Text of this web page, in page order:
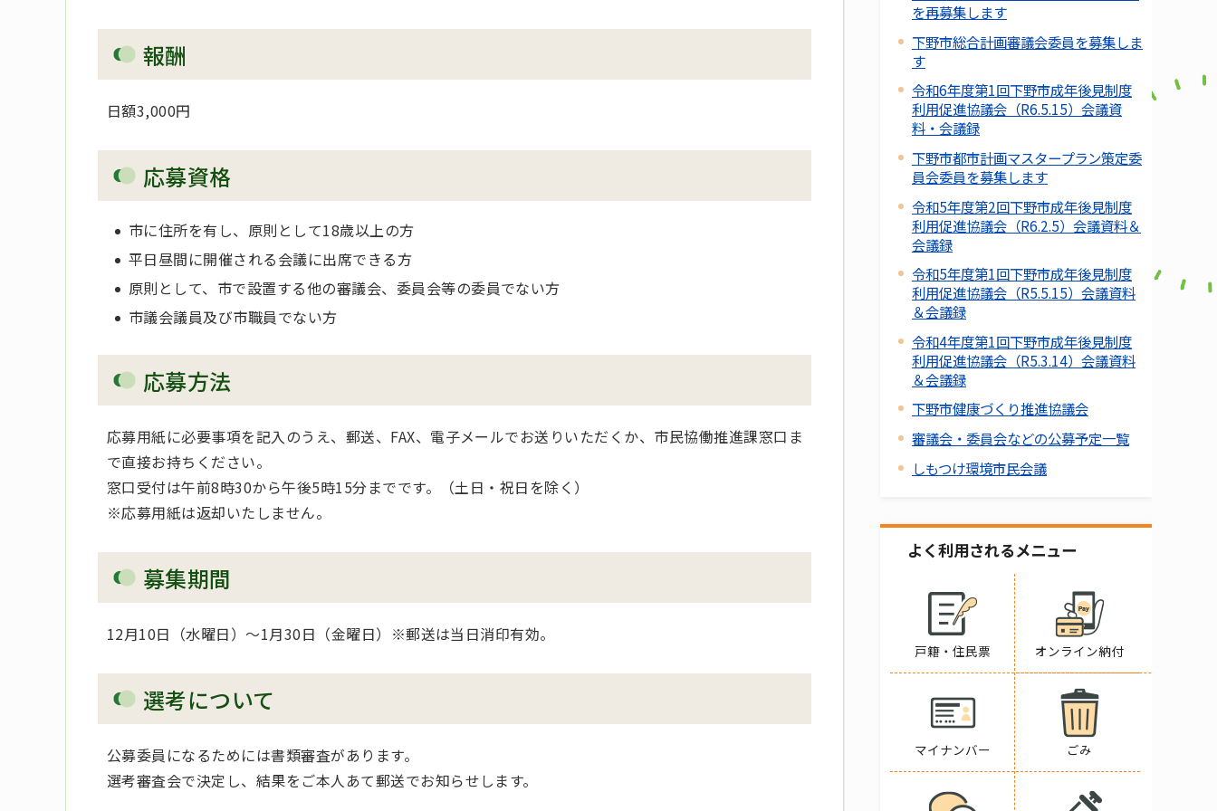
報酬
日額3,000円
応募資格
市に住所を有し、原則として18歳以上の方
平日昼間に開催される会議に出席できる方
原則として、市で設置する他の審議会、委員会等の委員でない方
市議会議員及び市職員でない方
応募方法
応募用紙に必要事項を記入のうえ、郵送、FAX、電子メールでお送りいただくか、市民協働推進課窓口ま
で直接お持ちください。
窓口受付は午前8時30から午後5時15分までです。（土日・祝日を除く）
※応募用紙は返却いたしません。
募集期間
12月10日（水曜日）～1月30日（金曜日）※郵送は当日消印有効。
選考について
公募委員になるためには書類審査があります。
選考審査会で決定し、結果をご本人あて郵送でお知らせします。
を再募集します
下野市総合計画審議会委員を募集しま
す
令和6年度第1回下野市成年後見制度
利用促進協議会（R6.5.15）会議資
料・会議録
下野市都市計画マスタープラン策定委
員会委員を募集します
令和5年度第2回下野市成年後見制度
利用促進協議会（R6.2.5）会議資料＆
会議録
令和5年度第1回下野市成年後見制度
利用促進協議会（R5.5.15）会議資料
＆会議録
令和4年度第1回下野市成年後見制度
利用促進協議会（R5.3.14）会議資料
＆会議録
下野市健康づくり推進協議会
審議会・委員会などの公募予定一覧
しもつけ環境市民会議
よく利用されるメニュー
戸籍・住民票 オンライン納付
マイナンバー ごみ